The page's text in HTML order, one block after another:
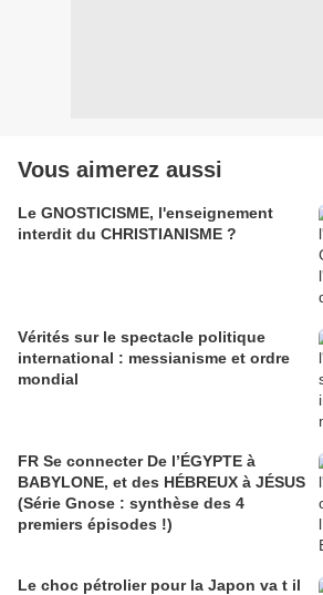
Vous aimerez aussi
Le GNOSTICISME, l'enseignement
interdit du CHRISTIANISME ?
Vérités sur le spectacle politique
international : messianisme et ordre
mondial
FR Se connecter De l’ÉGYPTE à
BABYLONE, et des HÉBREUX à JÉSUS
(Série Gnose : synthèse des 4
premiers épisodes !)
Le choc pétrolier pour la Japon va t il